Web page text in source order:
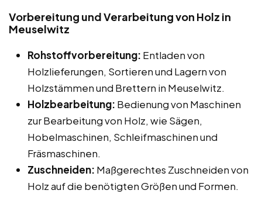
Vorbereitung und Verarbeitung von Holz in
Meuselwitz
Rohstoffvorbereitung: Entladen von
Holzlieferungen, Sortieren und Lagern von
Holzstämmen und Brettern in Meuselwitz.
Holzbearbeitung: Bedienung von Maschinen
zur Bearbeitung von Holz, wie Sägen,
Hobelmaschinen, Schleifmaschinen und
Fräsmaschinen.
Zuschneiden: Maßgerechtes Zuschneiden von
Holz auf die benötigten Größen und Formen.